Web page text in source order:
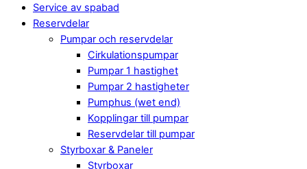
Service av spabad
Reservdelar
Pumpar och reservdelar
Cirkulationspumpar
Pumpar 1 hastighet
Pumpar 2 hastigheter
Pumphus (wet end)
Kopplingar till pumpar
Reservdelar till pumpar
Styrboxar & Paneler
Styrboxar